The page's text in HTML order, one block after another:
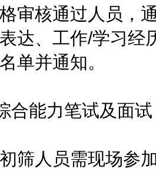
核通过人员，通
达、工作/学习经
单并通知。
能力笔试及面试
人员需现场参加